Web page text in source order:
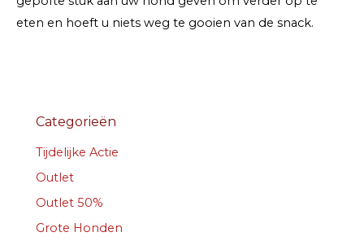
eten en hoeft u niets weg te gooien van de snack.
Categorieën
Tijdelijke Actie
Outlet
Outlet 50%
Grote Honden